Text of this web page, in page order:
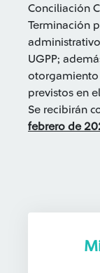
Conciliación
Terminación
UGPP;
otorgamiento
previstos en
Se recibirán
febrero de